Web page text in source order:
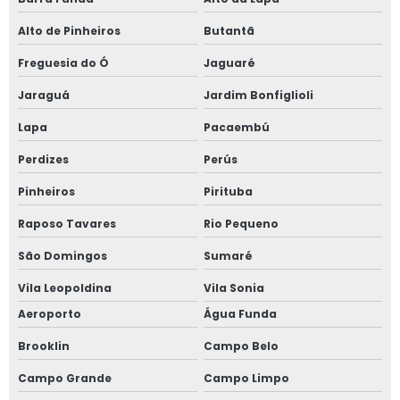
Fábrica de janela vidro multilaminado
Fábrica de janela vidro triplo
Fábrica de porta camarão
Fábrica de tela mosquiteira
Fabricante de esquadrias
Fabricante esquadrias alumínio
Fabricante de janela acústica
Fabricante de janela de alumínio sobreposta
Fabricante de janela anti ruído
Fabricante de janela antirruído em sp
Alto de Pinheiros Butantã
Freguesia do Ó Jaguaré
Jaraguá Jardim Bonfiglioli
Lapa Pacaembú
Perdizes Perús
Pinheiros Pirituba
Raposo Tavares Rio Pequeno
São Domingos Sumaré
Vila Leopoldina
Vila Sonia
Aeroporto
Água Funda
Brooklin Campo Belo
Campo Grande Campo Limpo